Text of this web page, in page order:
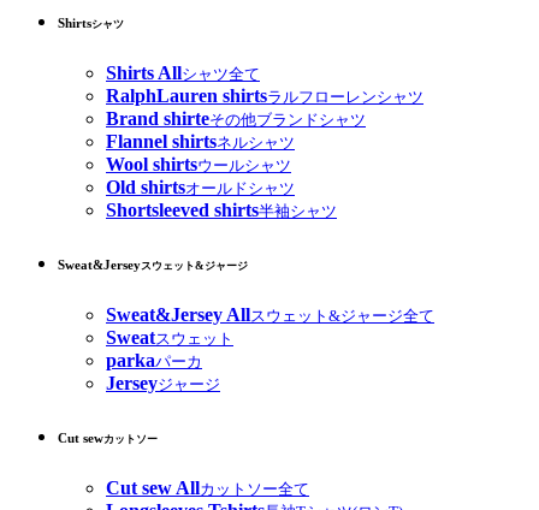
Shirtsシャツ
Shirts Allシャツ全て
RalphLauren shirtsラルフローレンシャツ
Brand shirteその他ブランドシャツ
Flannel shirtsネルシャツ
Wool shirtsウールシャツ
Old shirtsオールドシャツ
Shortsleeved shirts半袖シャツ
Sweat&Jerseyスウェット&ジャージ
Sweat&Jersey Allスウェット&ジャージ全て
Sweatスウェット
parkaパーカ
Jerseyジャージ
Cut sewカットソー
Cut sew Allカットソー全て